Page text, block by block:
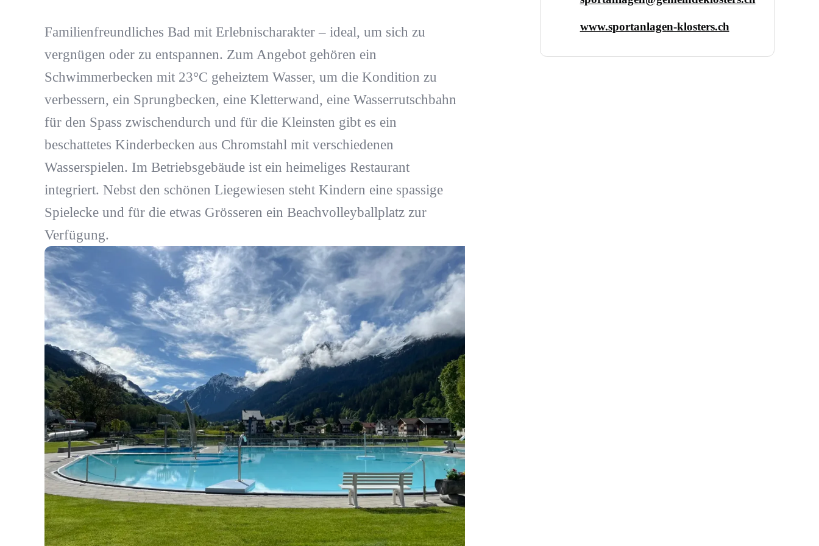
Familienfreundliches Bad mit Erlebnischarakter – ideal, um sich zu
vergnügen oder zu entspannen. Zum Angebot gehören ein
Schwimmerbecken mit 23°C geheiztem Wasser, um die Kondition zu
verbessern, ein Sprungbecken, eine Kletterwand, eine Wasserrutschbahn
für den Spass zwischendurch und für die Kleinsten gibt es ein
beschattetes Kinderbecken aus Chromstahl mit verschiedenen
Wasserspielen. Im Betriebsgebäude ist ein heimeliges Restaurant
integriert. Nebst den schönen Liegewiesen steht Kindern eine spassige
Spielecke und für die etwas Grösseren ein Beachvolleyballplatz zur
Verfügung.
www.sportanlagen-klosters.ch